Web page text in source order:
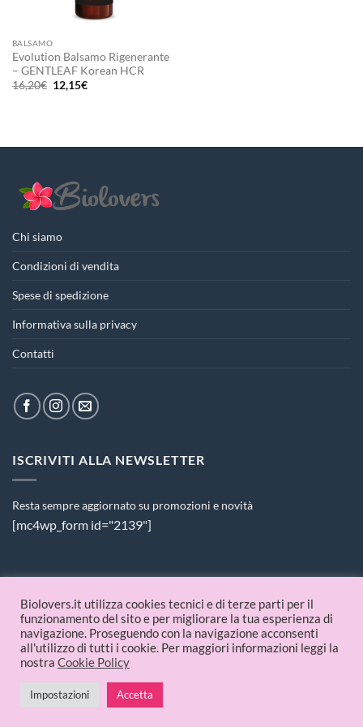
BALSAMO
Evolution Balsamo Rigenerante
– GENTLEAF Korean HCR
16,20€ Il
prezzo
12,15€Il
Chi siamo
Condizioni di vendita
Spese di spedizione
Informativa sulla privacy
Contatti
ISCRIVITI ALLA NEWSLETTER
Resta sempre aggiornato su promozioni e novità
[mc4wp_form id="2139"]
PAGAMENTI ACCETTATI
© 2026 Biolovers.it | P.IVA 09336481214
Biolovers.it utilizza cookies tecnici e di terze parti per il
funzionamento del sito e per migliorare la tua esperienza di
navigazione. Proseguendo con la navigazione acconsenti
all'utilizzo di tutti i cookie. Per maggiori informazioni leggi la
nostra Cookie Policy
Impostazioni Accetta